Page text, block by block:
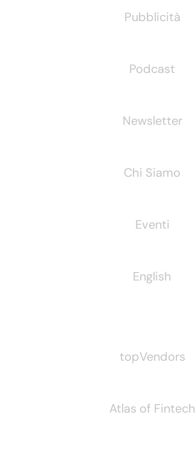
Pubblicità
Podcast
Newsletter
Chi Siamo
Eventi
English
topVendors
Atlas of Fintech